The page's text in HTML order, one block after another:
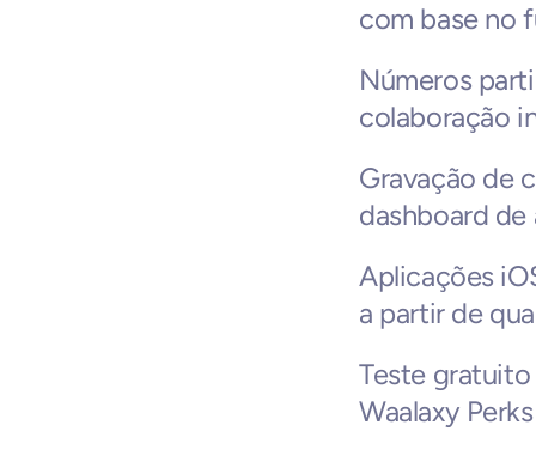
com base no
Números
colaboração
Gravação de
dashboard de
Aplicações
a partir de
Teste
Waalaxy Perks